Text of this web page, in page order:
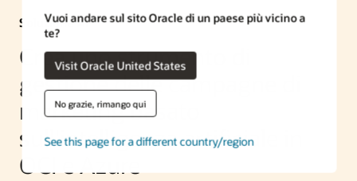
Vuoi andare sul sito Oracle di un paese più vicino a
te?
Visit Oracle United States
No grazie, rimango qui
See this page for a different country/region
Soluzione AI
Crea uno strumento di
gestione delle campagne di
marketing basato
sull'intelligenza artificiale in
OCI e Azure